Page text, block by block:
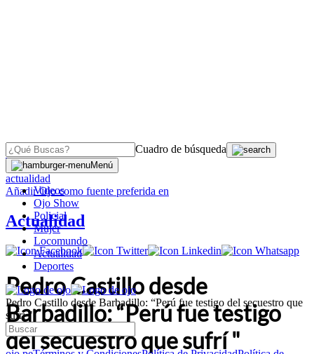
Cuadro de búsqueda
Menú
Videos
Ojo Show
Policial
Mujer
Locomundo
Actualidad
Deportes
Pedro Castillo desde Barbadillo: “Perú fue testigo del secuestro que
sufrí "
OJO
actualidad
AñadirOjocomo fuente preferida en
Actualidad
Pedro Castillo desde
Barbadillo: “Perú fue testigo
del secuestro que sufrí "